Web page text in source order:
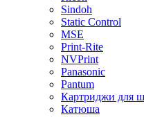
Sindoh
Static Control
MSE
Print-Rite
NVPrint
Panasonic
Pantum
Картриджи для
Катюша